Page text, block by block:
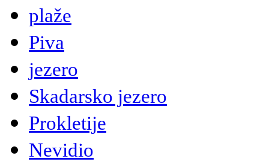
plaže
Piva
jezero
Skadarsko jezero
Prokletije
Nevidio